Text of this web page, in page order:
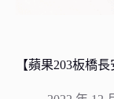
【蘋果203板橋